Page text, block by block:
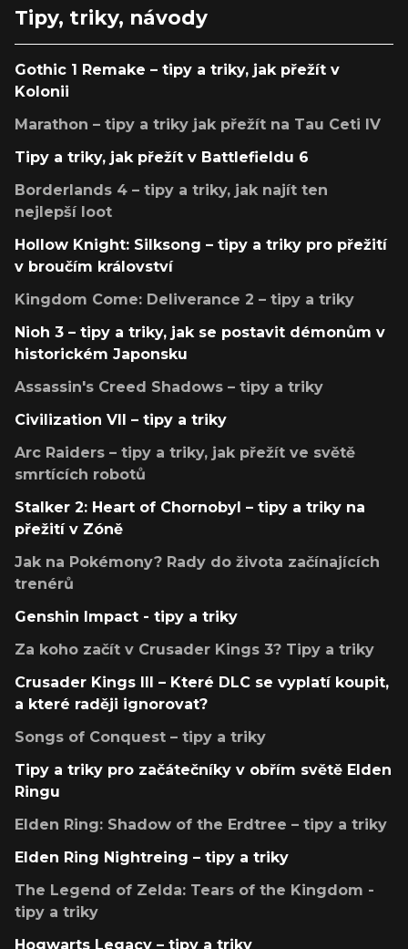
Tipy, triky, návody
Gothic 1 Remake – tipy a triky, jak přežít v
Kolonii
Marathon – tipy a triky jak přežít na Tau Ceti IV
Tipy a triky, jak přežít v Battlefieldu 6
Borderlands 4 – tipy a triky, jak najít ten
nejlepší loot
Hollow Knight: Silksong – tipy a triky pro přežití
v broučím království
Kingdom Come: Deliverance 2 – tipy a triky
Nioh 3 – tipy a triky, jak se postavit démonům v
historickém Japonsku
Assassin's Creed Shadows – tipy a triky
Civilization VII – tipy a triky
Arc Raiders – tipy a triky, jak přežít ve světě
smrtících robotů
Stalker 2: Heart of Chornobyl – tipy a triky na
přežití v Zóně
Jak na Pokémony? Rady do života začínajících
trenérů
Genshin Impact - tipy a triky
Za koho začít v Crusader Kings 3? Tipy a triky
Crusader Kings III – Které DLC se vyplatí koupit,
a které raději ignorovat?
Songs of Conquest – tipy a triky
Tipy a triky pro začátečníky v obřím světě Elden
Ringu
Elden Ring: Shadow of the Erdtree – tipy a triky
Elden Ring Nightreing – tipy a triky
The Legend of Zelda: Tears of the Kingdom -
tipy a triky
Hogwarts Legacy – tipy a triky